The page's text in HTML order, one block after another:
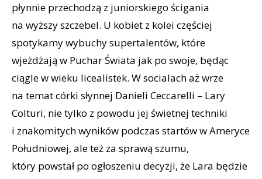
płynnie przechodzą z juniorskiego ścigania
na wyższy szczebel. U kobiet z kolei częściej
spotykamy wybuchy supertalentów, które
wjeżdżają w Puchar Świata jak po swoje, będąc
ciągle w wieku licealistek. W socialach aż wrze
na temat córki słynnej Danieli Ceccarelli – Lary
Colturi, nie tylko z powodu jej świetnej techniki
i znakomitych wyników podczas startów w Ameryce
Południowej, ale też za sprawą szumu,
który powstał po ogłoszeniu decyzji, że Lara będzie